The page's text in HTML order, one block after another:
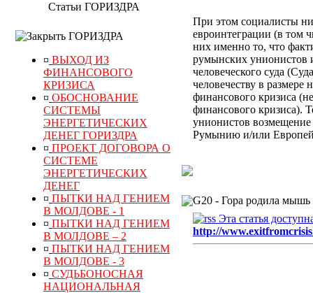
Статьи ГОРИЗДРА
ГОРИЗДРА
¤ ВЫХОД ИЗ
ФИНАНСОВОГО
КРИЗИСА
¤ ОБОСНОВАНИЕ
СИСТЕМЫ
ЭНЕРГЕТИЧЕСКИХ
ДЕНЕГ ГОРИЗДРА
¤ ПРОЕКТ ДОГОВОРА О
СИСТЕМЕ
ЭНЕРГЕТИЧЕСКИХ
ДЕНЕГ
¤ ПЫТКИ НАД ГЕНИЕМ
В МОЛДОВЕ - 1
¤ ПЫТКИ НАД ГЕНИЕМ
В МОЛДОВЕ – 2
¤ ПЫТКИ НАД ГЕНИЕМ
В МОЛДОВЕ - 3
¤ СУДЬБОНОСНАЯ
НАЦИОНАЛЬНАЯ
При этом социалисты
евроинтеграции (в том
них именно то, что
румынских унионистов
человеческого суда
человечеству в размере
финансового кризиса
финансового кризиса).
унионистов возмещение
Румынию и/или
G20 - Гора родила мышь
Эта статья
http://